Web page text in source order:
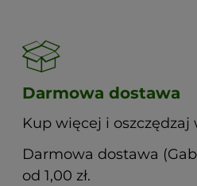
Darmowa dostawa
Kup więcej i oszczędzaj
Darmowa dostawa
od 1,00 zł.